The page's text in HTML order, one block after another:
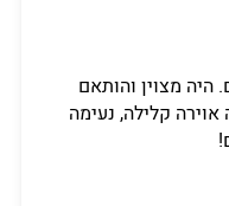
2 מבוגרים ו4 ילדים. היה מצוין והותאם
אוירה קלילה, נעימה